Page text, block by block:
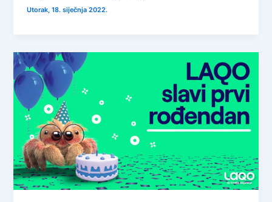
Utorak, 18. siječnja 2022.